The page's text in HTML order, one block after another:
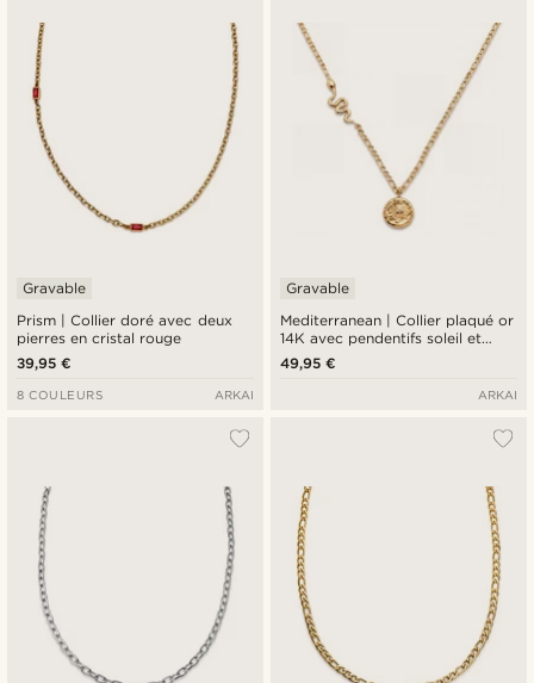
Prism | Collier doré avec deux
pierres en cristal rouge
Gravable
39,95 €
8 COULEURS ARKAI
Mediterranean | Collier plaqué or
14K avec pendentifs soleil et
serpent et zircones blanches
Gravable
49,95 €
ARKAI